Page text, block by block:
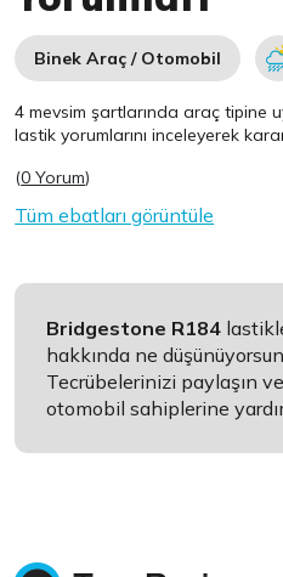
Binek Araç / Otomobil
4 mevsim şartlarında araç tipine
lastik yorumlarını inceleyerek
(0 Yorum)
Tüm ebatları görüntüle
Bridgestone R184
hakkında ne
Tecrübelerinizi paylaşın
otomobil sahiplerine